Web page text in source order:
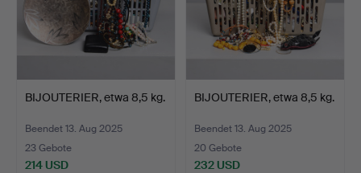
BIJOUTERIER, etwa 8,5 kg.
Beendet 13. Aug 2025
23 Gebote
214 USD
BIJOUTERIER, etwa 8,5 kg.
Beendet 13. Aug 2025
20 Gebote
232 USD